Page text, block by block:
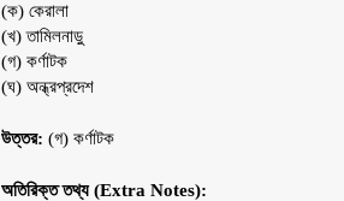
(ক) কেরালা
(খ) তামিলনাড়ু
(গ) কর্ণাটক
(ঘ) অন্ধ্রপ্রদেশ
উত্তর: (গ) কর্ণাটক
অতিরিক্ত তথ্য (Extra Notes):